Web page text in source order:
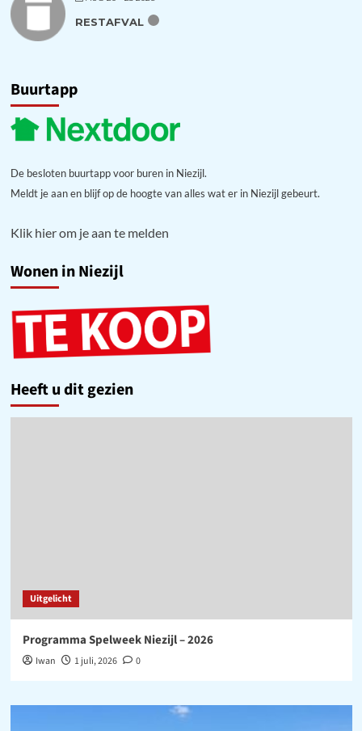
RESTAFVAL
Buurtapp
De besloten buurtapp voor buren in Niezijl.
Meldt je aan en blijf op de hoogte van alles wat er in Niezijl gebeurt.
Klik hier om je aan te melden
Wonen in Niezijl
Heeft u dit gezien
Uitgelicht
Programma Spelweek Niezijl – 2026
Iwan 1 juli, 2026 0